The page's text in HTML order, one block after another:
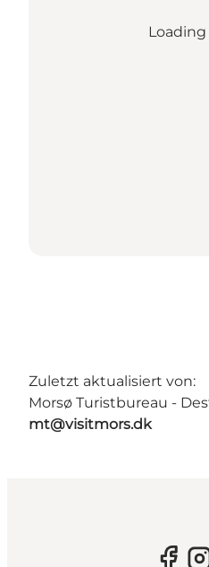
Loading
Zuletzt aktualisiert von:
Morsø Turistbureau -
mt@visitmors.dk